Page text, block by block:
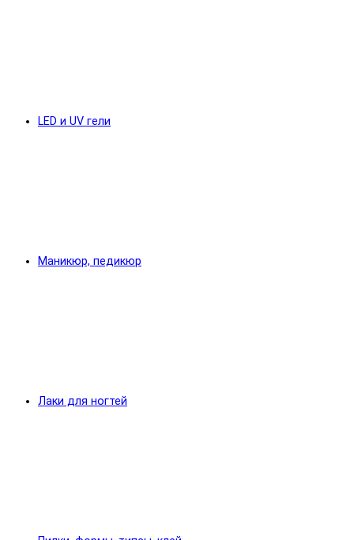
LED и UV гели
Маникюр, педикюр
Лаки для ногтей